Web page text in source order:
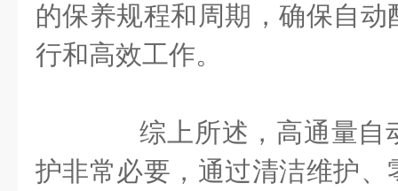
的保养规程和周期，确保自
行和高效工作。
综上所述，高通量自
护非常必要，通过清洁维护